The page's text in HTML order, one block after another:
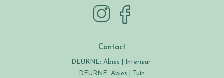
Contact
DEURNE: Abies | Interieur
DEURNE: Abies | Tuin